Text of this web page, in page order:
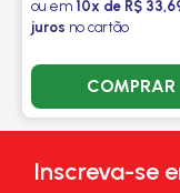
ou em 10x de R$
juros no cartão
COMPRAR
Inscreva-se